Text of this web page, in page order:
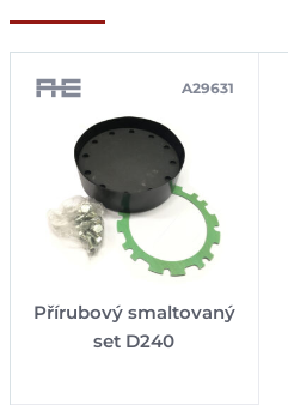
Přírubový smaltovaný
set D240
A29631